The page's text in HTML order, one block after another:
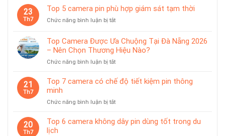
tiện
sạc
8
camera
dùng
chống
nước
IP65
23
Th7
Top 5 camera pin phù hợp giám sát tạm thời
Chức năng bình luận bị tắtở
5
camera
pin
phù
giám
thời
Top Camera Được Ưa Chuộng Tại Đà Nẵng 2026
– Nên Chọn Thương Hiệu Nào?
Chức năng bình luận bị tắtở
Camera
Được
Chuộng
Đà
21
Th7
Top 7 camera có chế độ tiết kiệm pin thông
minh
Chức năng bình luận bị tắtở
camera
20
Th7
Top 6 camera không dây pin dùng tốt trong du
lịch